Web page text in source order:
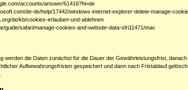
accounts/answer/61416?hl=de
de-de/help/17442/windows-internet-explorer-delete-manage-
de/kb/cookies-erlauben-und-ablehnen
guide/safari/manage-cookies-and-website-data-sfri11471/mac
werden die Daten zunächst für die Dauer der Gewährleistungsfrist,
Aufbewahrungsfristen gespeichert und dann nach Fristablauf